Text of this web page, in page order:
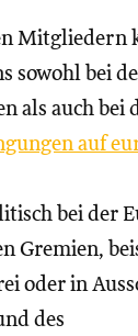
Mitgliedern
sowohl bei
als auch bei
auf
bei der
Gremien,
oder in
des